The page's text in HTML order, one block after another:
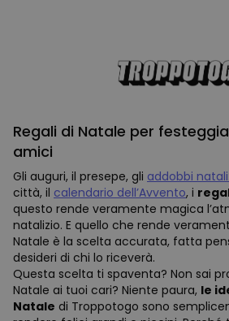
Regali di Natale per
amici
Gli auguri, il presepe, gli addobbi
città, il calendario dell’Avvento, i
questo rende veramente magica
natalizio. E quello che rende
Natale è la scelta accurata, fatta
desideri di chi lo riceverà.
Questa scelta ti spaventa? Non sai
Natale ai tuoi cari? Niente paura, le
Natale di Troppotogo sono